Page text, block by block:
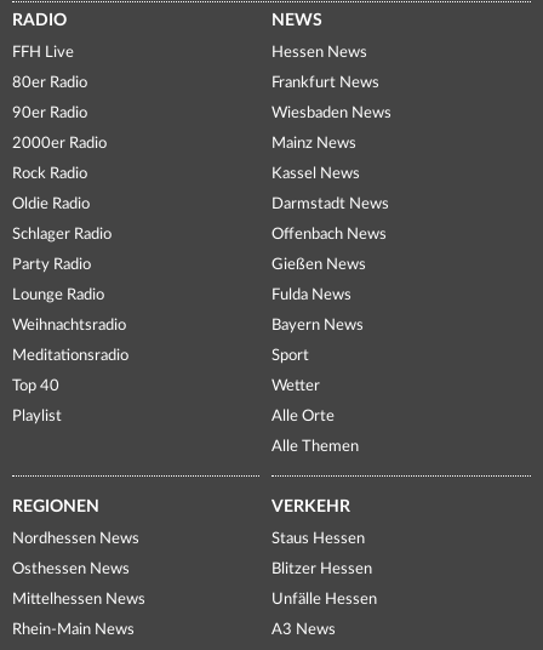
RADIO
FFH Live
80er Radio
90er Radio
2000er Radio
Rock Radio
Oldie Radio
Schlager Radio
Party Radio
Lounge Radio
Weihnachtsradio
Meditationsradio
Top 40
Playlist
NEWS
Hessen News
Frankfurt News
Wiesbaden News
Mainz News
Kassel News
Darmstadt News
Offenbach News
Gießen News
Fulda News
Bayern News
Sport
Wetter
Alle Orte
Alle Themen
REGIONEN
Nordhessen News
Osthessen News
Mittelhessen News
Rhein-Main News
VERKEHR
Staus Hessen
Blitzer Hessen
Unfälle Hessen
A3 News